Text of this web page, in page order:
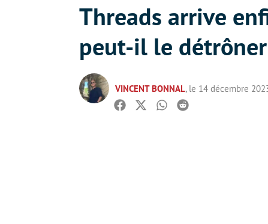
Threads arrive
peut-il le
VINCENT BONNAL, le 14 décembre
Facebook
TwitterWhatsapp
Reddit